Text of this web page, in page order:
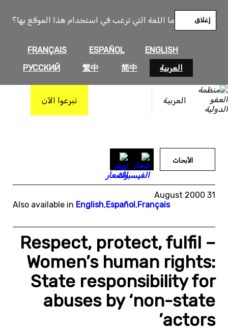
ما اللغة التي ترغب في استخدام هذا الموقع بها؟
ENGLISH
ESPAÑOL
FRANÇAIS
العربية
简中
繁中
РУССКИЙ
إغلاق
العربية تبرعوا الآن
المحتوى
الأبحاث
31 August 2000
Also available in English,Español,Français
Respect, protect, fulfil –
Women’s human rights:
State responsibility for
abuses by ‘non-state
actors’